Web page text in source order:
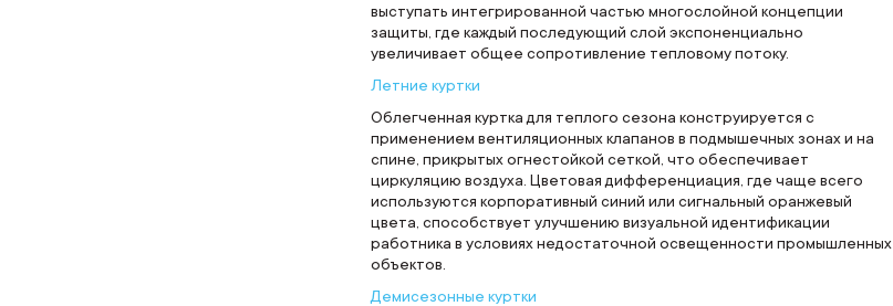
выступать интегрированной частью многослойной концепции
защиты, где каждый последующий слой экспоненциально
увеличивает общее сопротивление тепловому потоку.
Летние куртки
Облегченная куртка для теплого сезона конструируется с
применением вентиляционных клапанов в подмышечных зонах и на
спине, прикрытых огнестойкой сеткой, что обеспечивает
циркуляцию воздуха. Цветовая дифференциация, где чаще всего
используются корпоративный синий или сигнальный оранжевый
цвета, способствует улучшению визуальной идентификации
работника в условиях недостаточной освещенности промышленных
объектов.
Демисезонные куртки